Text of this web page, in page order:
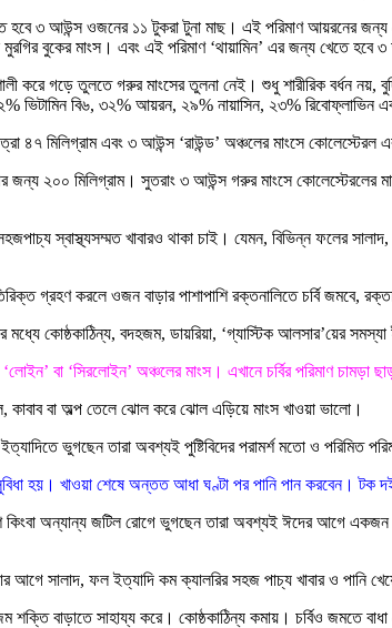
৩ আউন্স ওজনের ১১ টুকরা টুনা মাছ। এই পরিমাণ আয়রনের
বুকের মাংস। এবং এই পরিমাণ ‘থায়ামিন’ এর জন্য খেতে হবে
করে গড়ে তুলতে গরুর মাংসের তুলনা নেই। শুধু শারীরিক বর্ধন
ভিটামিন বি৬, ৩২% আয়রন, ২৯% নায়াসিন, ২৩% রিবোফ্লাভিন
৪৭ মিলিগ্রাম এবং ৩ আউন্স ‘রাউন্ড’ অঞ্চলের মাংসে কোলেস্টেরল
জন্য ২০০ মিলিগ্রাম। সুতরাং ৩ আউন্স গরুর মাংসে
স্বাস্থ্যসম্মত খাবারও থাকা চাই। যেমন, বিভিন্ন ফলের
গ্রহণ করলে ওজন বাড়ার পাশাপাশি রক্তনালিতে চর্বি জমবে,
মধ্যে কোষ্ঠকাঠিন্য, বদহজম, ডায়রিয়া, ‘গ্যাস্টিক আলসার’য়ের
বা ‘সিরলোইন’ অঞ্চলের মাংস। এখানে চর্বির পরিমাণ চামড়া
কাবাব বা অল্প তেলে ঝোল করে ঝোল এড়িয়ে মাংস খাওয়া ভালো।
ভুগছেন তারা অবশ্যই পুষ্টিবিদের পরামর্শ মতো ও পরিমিত
হয়। খাওয়া শেষে অন্তত আধা ঘণ্টা পর পানি পান করবেন। টক
কিংবা অন্যান্য জটিল রোগে ভুগছেন তারা অবশ্যই ঈদের আগে একজন
আগে সালাদ, ফল ইত্যাদি কম ক্যালরির সহজ পাচ্য খাবার ও পানি
বাড়াতে সাহায্য করে। কোষ্ঠকাঠিন্য কমায়। চর্বিও জমতে বাধা